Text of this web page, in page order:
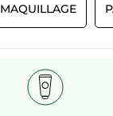
MAQUILLAGE